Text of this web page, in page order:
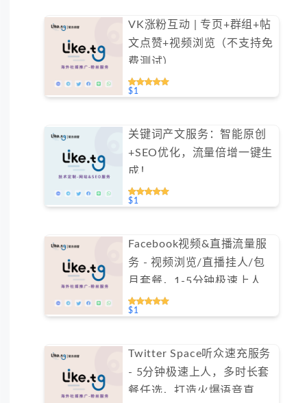
VK涨粉互动 | 专页+群组+帖
文点赞+视频浏览（不支持免
费测试）
$1
关键词产文服务：智能原创
+SEO优化，流量倍增一键生
成！
$1
Facebook视频&直播流量服
务 - 视频浏览/直播挂人/包
月套餐，1-5分钟极速上人
（不支持免费测试）
$1
Twitter Space听众速充服务
- 5分钟极速上人，多时长套
餐任选，打造火爆语音直播